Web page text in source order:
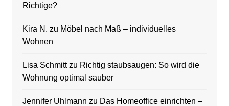
Richtige?
Kira N. zu Möbel nach Maß – individuelles
Wohnen
Lisa Schmittzu Richtig staubsaugen: So wird die
Wohnung optimal sauber
Jennifer Uhlmann zu Das Homeoffice einrichten –